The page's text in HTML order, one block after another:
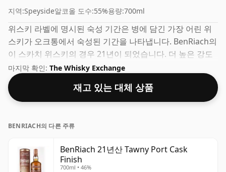
지역:Speyside알코올 도수:55%용량:700ml
위스키 라벨에 명시된 숙성 기간은 병에 담긴 가장 어린 위
스키가 오크통에서 숙성된 기간을 나타냅니다. BenRiach의
이 스카치 위스키의 경우 21년이 되었습니다. 더 높은 강도
의 위스키 팬이라면 ABV가 55%인 이 병입 방식에 실망하지
않을 것입니다.
마지막 확인: The Whisky Exchange
재고 있는 대체 상품
BENRIACH의 다른 주류
BenRiach 21년산 Tawny Port Cask
Finish
700ml • 46%